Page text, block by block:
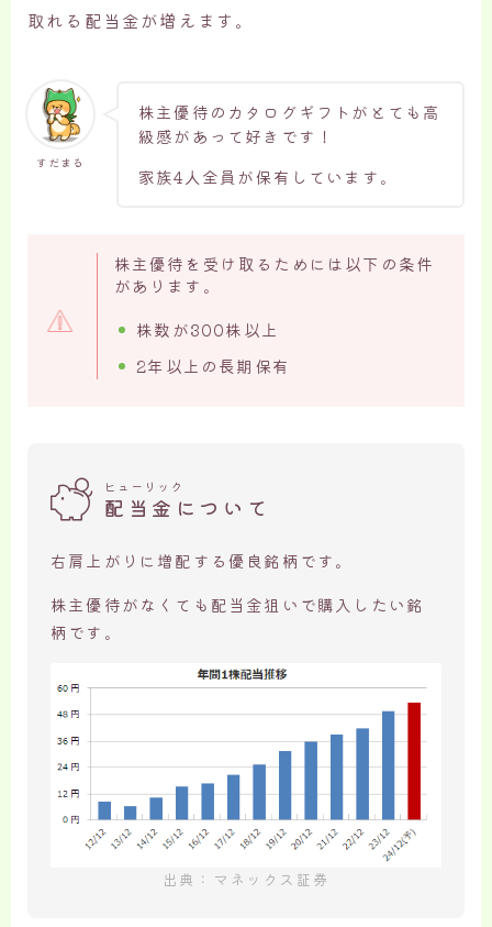
取れる配当金が増えます。
すだまる
株主優待のカタログギフトがとても高
級感があって好きです！
家族4人全員が保有しています。
株主優待を受け取るためには以下の条件
があります。
株数が300株以上
2年以上の長期保有
ヒューリック
配当金について
右肩上がりに増配する優良銘柄です。
株主優待がなくても配当金狙いで購入したい銘
柄です。
出典：マネックス証券